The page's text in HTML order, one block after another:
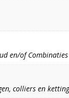
en/of
colliers en